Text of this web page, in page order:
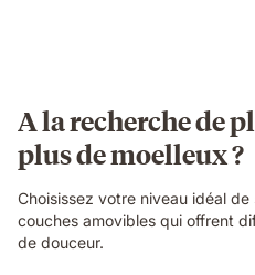
A la recherche de
plus de moelleux ?
Choisissez votre niveau idéal
couches amovibles qui offrent
de douceur.